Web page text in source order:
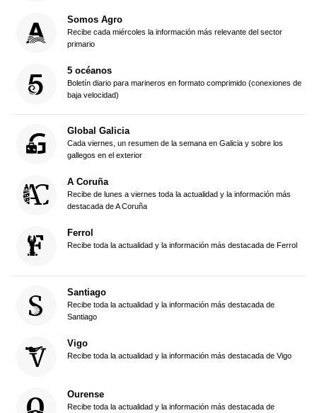
Somos Agro
Recibe cada miércoles la información más relevante del sector
primario
5 océanos
Boletín diario para marineros en formato comprimido (conexiones de
baja velocidad)
Global Galicia
Cada viernes, un resumen de la semana en Galicia y sobre los
gallegos en el exterior
A Coruña
Recibe de lunes a viernes toda la actualidad y la información más
destacada de A Coruña
Ferrol
Recibe toda la actualidad y la información más destacada de Ferrol
Santiago
Recibe toda la actualidad y la información más destacada de
Santiago
Vigo
Recibe toda la actualidad y la información más destacada de Vigo
Ourense
Recibe toda la actualidad y la información más destacada de